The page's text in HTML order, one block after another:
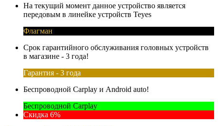
На текущий момент данное устройство является
передовым в линейке устройств Teyes
Флагман
Срок гарантийного обслуживания головных устройств
в магазине - 3 года!
Гарантия - 3 года
Беспроводной Carplay и Android auto!
Беспроводной Carplay
Скидка 6%